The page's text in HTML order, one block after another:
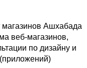
Ашхабада
веб-магазинов,
по дизайну и